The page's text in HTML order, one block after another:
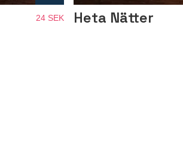
24 SEK Heta Nätter